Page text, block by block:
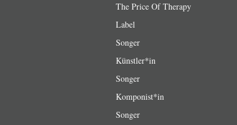
The Price Of Therapy
Label
Songer
Künstler*in
Songer
Komponist*in
Songer